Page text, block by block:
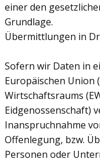
einer den
Grundlage.
Übermittlungen in
Sofern wir Daten in
Europäischen Union
Wirtschaftsraums
Eidgenossenschaft)
Inanspruchnahme
Offenlegung, bzw.
Personen oder